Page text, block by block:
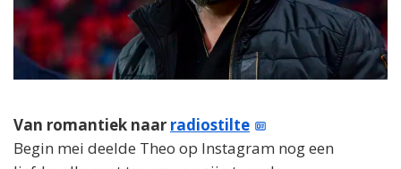
Van romantiek naar radiostilte
Begin mei deelde Theo op Instagram nog een